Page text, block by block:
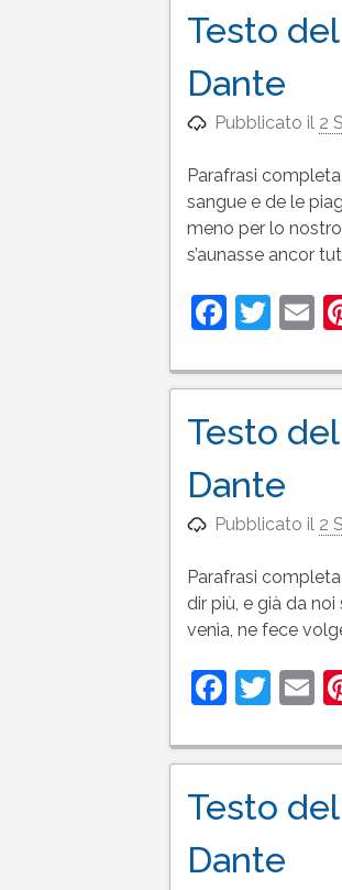
Testo
Dante
Pubblicato il 2
Parafrasi
sangue e de le
meno per lo
s’aunasse ancor
Testo
Dante
Pubblicato il 2
Parafrasi
dir più, e già da
venìa, ne fece
Testo
Dante